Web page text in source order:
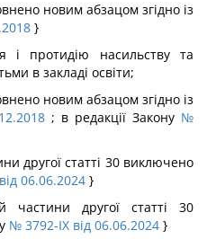
новим абзацом згідно із
}
і протидію насильству та
в закладі освіти;
новим абзацом згідно із
; в редакції Закону №
другої статті 30 виключено
06.06.2024 }
частини другої статті 30
№ 3792-IX від 06.06.2024 }